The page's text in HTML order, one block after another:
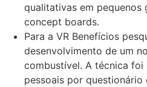
qualitativas em
concept boards.
Para a VR Benefícios
desenvolvimento de um
combustível. A técnica
pessoais por